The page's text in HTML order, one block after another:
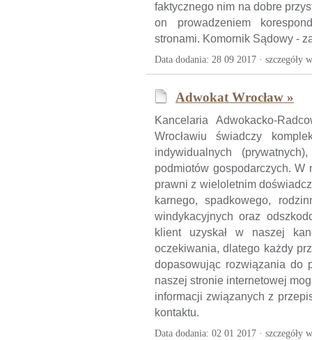
faktycznego nim na dobre
on prowadzeniem
stronami. Komornik Sądowy -
Data dodania: 28 09 2017 · szczegóły
Adwokat Wrocław »
Kancelaria Adwokacko-
Wrocławiu świadczy
indywidualnych
podmiotów gospodarczych.
prawni z wieloletnim
karnego, spadkowego,
windykacyjnych oraz
klient uzyskał w naszej
oczekiwania, dlatego każdy
dopasowując rozwiązania do
naszej stronie internetowej
informacji związanych z
kontaktu.
Data dodania: 02 01 2017 · szczegóły